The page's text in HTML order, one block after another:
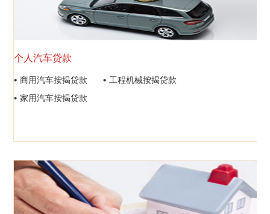
个人汽车贷款
商用汽车按揭贷款
工程机械按揭贷款
家用汽车按揭贷款